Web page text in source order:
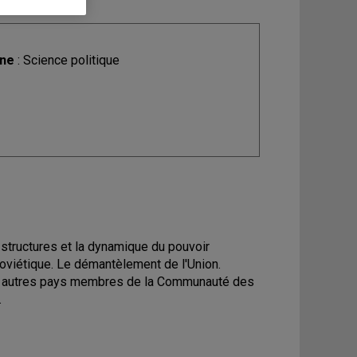
: Science politique
et la dynamique du pouvoir
Le démantèlement de l'Union.
pays membres de la Communauté des